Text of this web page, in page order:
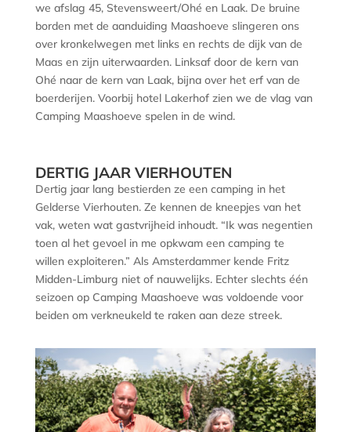
we afslag 45, Stevensweert/Ohé en Laak. De bruine
borden met de aanduiding Maashoeve slingeren ons
over kronkelwegen met links en rechts de dijk van de
Maas en zijn uiterwaarden. Linksaf door de kern van
Ohé naar de kern van Laak, bijna over het erf van de
boerderijen. Voorbij hotel Lakerhof zien we de vlag van
Camping Maashoeve spelen in de wind.
DERTIG JAAR VIERHOUTEN
Dertig jaar lang bestierden ze een camping in het
Gelderse Vierhouten. Ze kennen de kneepjes van het
vak, weten wat gastvrijheid inhoudt. “Ik was negentien
toen al het gevoel in me opkwam een camping te
willen exploiteren.” Als Amsterdammer kende Fritz
Midden-Limburg niet of nauwelijks. Echter slechts één
seizoen op Camping Maashoeve was voldoende voor
beiden om verkneukeld te raken aan deze streek.